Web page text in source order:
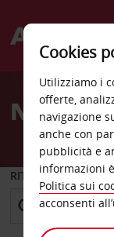
Welcome
Avis
RITIRO DA
Cookies
Utilizziamo i
offerte,
navigazione
anche con
pubblicità e
informazioni
Politica sui
acconsenti